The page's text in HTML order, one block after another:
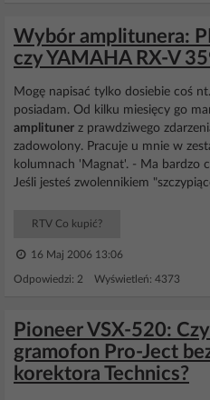
Wybór amplitunera:
czy YAMAHA RX-V
Mogę napisać tylko dosiebie coś nt.
posiadam. Od kilku miesięcy go
amplituner z prawdziwego
zadowolony. Pracuje u mnie w
kolumnach 'Magnat'. - Ma bardzo
Jeśli jesteś zwolennikiem
RTV Co kupić?
16 Maj 2006 13:06
Odpowiedzi: 2 Wyświetleń: 4373
Pioneer VSX-520:
gramofon Pro-Ject
korektora Technics?